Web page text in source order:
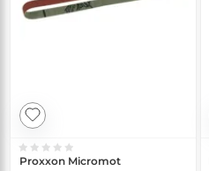
Proxxon Micromot